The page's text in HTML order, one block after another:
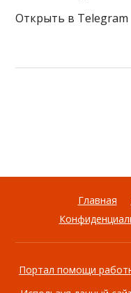
Открыть в Telegram
Главная
Портал помощи